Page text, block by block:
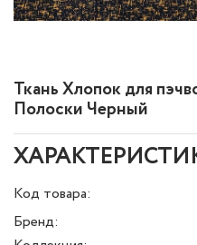
Ткань Хлопок для
Полоски Черный
Код товара:
Бренд: